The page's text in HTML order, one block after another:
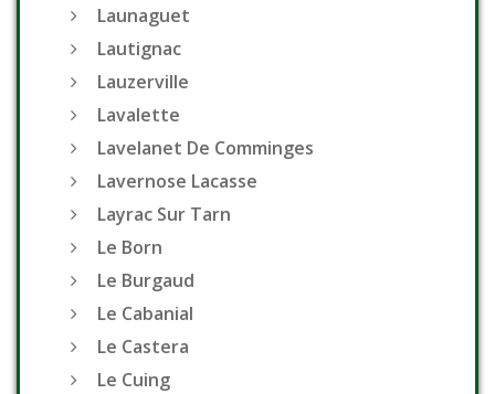
Launaguet
Lautignac
Lauzerville
Lavalette
Lavelanet De Comminges
Lavernose Lacasse
Layrac Sur Tarn
Le Born
Le Burgaud
Le Cabanial
Le Castera
Le Cuing